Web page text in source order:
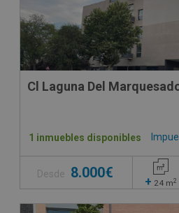
Cl Laguna Del
1 inmuebles disponibles
Desde 8.000€
+ 24 m2